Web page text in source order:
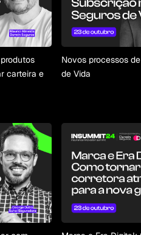
carteira e
Novos processos
de Vida